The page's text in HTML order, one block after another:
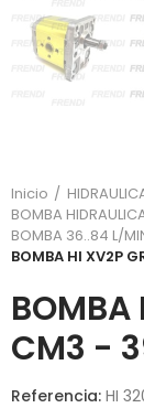
Inicio
BOMBA
BOMBA 36..84 L/
BOMBA HI XV2P
BOMBA
CM3 -
Referencia: HI